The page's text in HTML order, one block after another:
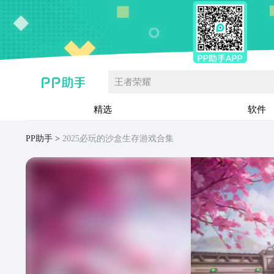
王者荣耀
精选 软件
PP助手 2025必玩的沙盒生存游戏合集